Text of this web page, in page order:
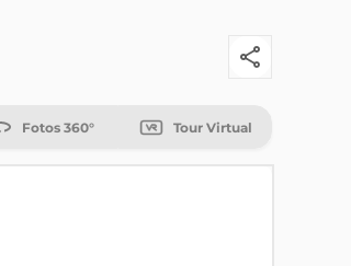
Fotos 360° Tour Virtual